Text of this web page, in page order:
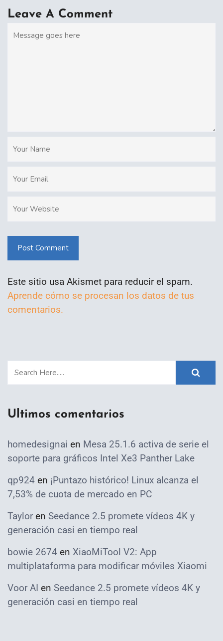
Leave A Comment
Post Comment
Este sitio usa Akismet para reducir el spam.
Aprende cómo se procesan los datos de tus
comentarios.
Ultimos comentarios
homedesignai en Mesa 25.1.6 activa de serie el
soporte para gráficos Intel Xe3 Panther Lake
qp924 en ¡Puntazo histórico! Linux alcanza el
7,53% de cuota de mercado en PC
Taylor en Seedance 2.5 promete vídeos 4K y
generación casi en tiempo real
bowie 2674 en XiaoMiTool V2: App
multiplataforma para modificar móviles Xiaomi
Voor AI en Seedance 2.5 promete vídeos 4K y
generación casi en tiempo real